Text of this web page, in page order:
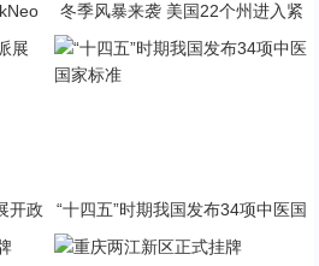
冬季风暴来袭 美国22个州进入紧
急状态
开政
“十四五”时期我国发布34项中医国